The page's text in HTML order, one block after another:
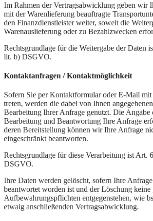
Im Rahmen der Vertragsabwicklung geben wir
mit der Warenlieferung beauftragte
den Finanzdienstleister weiter, soweit die
Warenauslieferung oder zu Bezahlzwecken
Rechtsgrundlage für die Weitergabe der Daten
lit. b) DSGVO.
Kontaktanfragen / Kontaktmöglichkeit
Sofern Sie per Kontaktformular oder E-Mail
treten, werden die dabei von Ihnen
Bearbeitung Ihrer Anfrage genutzt. Die Angabe
Bearbeitung und Beantwortung Ihre Anfrage
deren Bereitstellung können wir Ihre Anfrage
eingeschränkt beantworten.
Rechtsgrundlage für diese Verarbeitung ist Art.
DSGVO.
Ihre Daten werden gelöscht, sofern Ihre
beantwortet worden ist und der Löschung keine
Aufbewahrungspflichten entgegenstehen, wie
etwaig anschließenden Vertragsabwicklung.